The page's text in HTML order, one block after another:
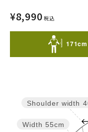
¥8,990 税込
Width 55cm
Shoulder width